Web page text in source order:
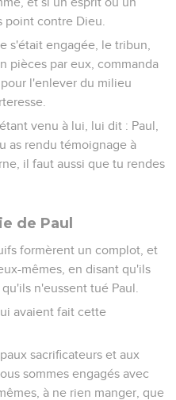
point contre Dieu.
s'était engagée, le tribun,
pièces par eux, commanda
l'enlever du milieu
venu à lui, lui dit : Paul,
as rendu témoignage à
il faut aussi que tu rendes
de Paul
formèrent un complot, et
mêmes, en disant qu'ils
n'eussent tué Paul.
avaient fait cette
sacrificateurs et aux
sommes engagés avec
à ne rien manger, que